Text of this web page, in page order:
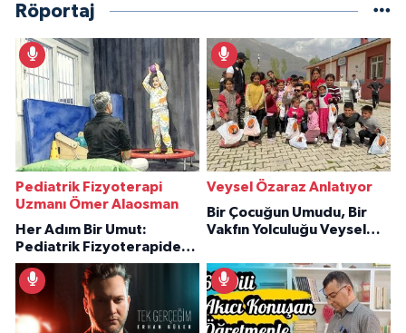
Röportaj
Pediatrik Fizyoterapi
Uzmanı Ömer Alaosman
Her Adım Bir Umut:
Pediatrik Fizyoterapiden
İlham Veren Hikâyeler
Veysel Özaraz Anlatıyor
Bir Çocuğun Umudu, Bir
Vakfın Yolculuğu Veysel